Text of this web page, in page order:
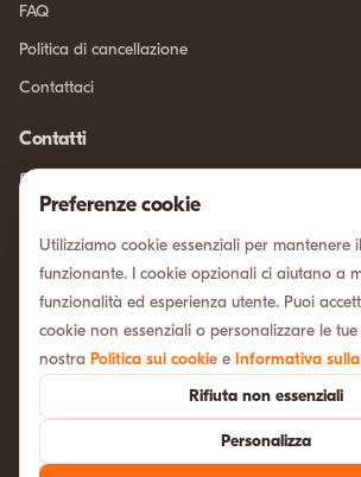
FAQ
Politica di cancellazione
Contattaci
Contatti
Chatta su WhatsApp
Via xxv aprile, 11
Scandiano, (RE), 42019, Italia
Metodi di pagamento
Informativa sulla privacyTermini e condizioni
Preferenze cookie
Utilizziamo cookie essenziali per mantenere
funzionante. I cookie opzionali ci aiutano a
funzionalità ed esperienza utente. Puoi
cookie non essenziali o personalizzare le
nostra Politica sui cookie e Informativa
Rifiuta non essenziali
Personalizza